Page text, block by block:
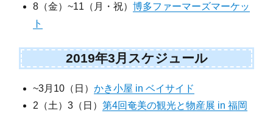
8（金）~11（月・祝）博多ファーマーズマーケッ
ト
2019年3月スケジュール
~3月10（日）かき小屋 in ベイサイド
2（土）3（日）第4回奄美の観光と物産展 in 福岡